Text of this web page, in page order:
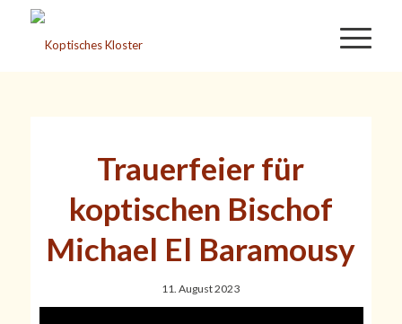
Trauerfeier für
koptischen Bischof
Michael El Baramousy
11. August 2023